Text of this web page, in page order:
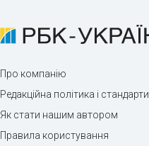
Про компанію
Редакційна політика і стандарти
Як стати нашим автором
Правила користування